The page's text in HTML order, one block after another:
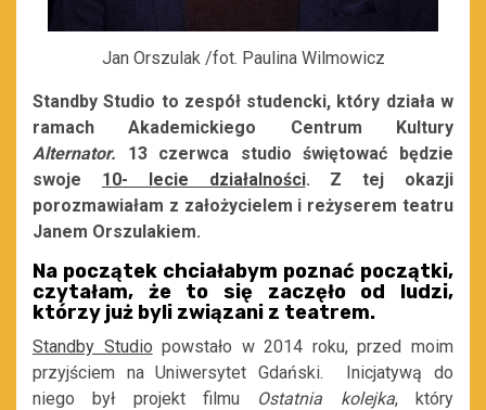
Jan Orszulak /fot. Paulina Wilmowicz
Standby Studio to zespół studencki, który działa w
ramach Akademickiego Centrum Kultury
Alternator. 13 czerwca studio świętować będzie
swoje 10- lecie działalności. Z tej okazji
porozmawiałam z założycielem i reżyserem teatru
Janem Orszulakiem.
Na początek chciałabym poznać początki,
czytałam, że to się zaczęło od ludzi,
którzy już byli związani z teatrem.
Standby Studio powstało w 2014 roku, przed moim
przyjściem na Uniwersytet Gdański. Inicjatywą do
niego był projekt filmu Ostatnia kolejka, który